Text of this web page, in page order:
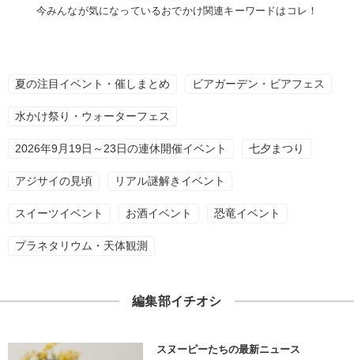
今みんなが気になっているおでかけ関連キーワードはコレ！
夏の注目イベント・催しまとめ ビアガーデン・ビアフェス
水かけ祭り・ウォーターフェス
2026年9月19日～23日の連休開催イベント 七夕まつり
アジサイの見頃 リアル謎解きイベント
スイーツイベント お酒イベント 恐竜イベント
プラネタリウム・天体観測
編集部イチオシ
スヌーピーたちの最新ニュース